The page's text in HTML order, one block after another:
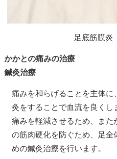
足底筋膜炎
かかとの痛みの治療
鍼灸治療
痛みを和らげることを主体に
灸をすることで血流を良くし
痛みを軽減させるため、ま
の筋肉硬化を防ぐため、足全
めの鍼灸治療を行います。